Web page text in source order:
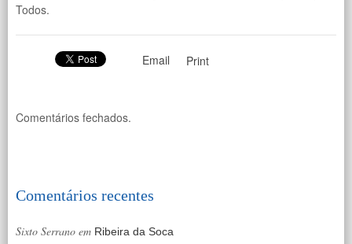
Todos.
Email Print
Comentários fechados.
Comentários recentes
Sixto Serrano em Ribeira da Soca